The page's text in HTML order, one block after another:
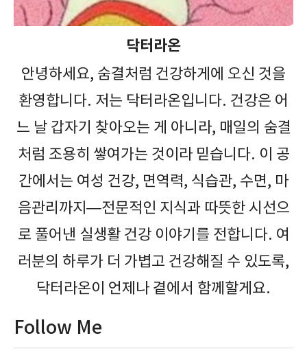
닥터라온
안녕하세요, 숨결처럼 건강하게에 오신 것을
환영합니다. 저는 닥터라온입니다. 건강은 어
느 날 갑자기 찾아오는 게 아니라, 매일의 숨결
처럼 조용히 쌓여가는 것이라 믿습니다. 이 공
간에서는 여성 건강, 면역력, 식습관, 수면, 마
음관리까지—전문적인 지식과 따뜻한 시선으
로 풀어낸 실생활 건강 이야기를 전합니다. 여
러분의 하루가 더 가볍고 건강해질 수 있도록,
닥터라온이 언제나 곁에서 함께할게요.
Follow Me